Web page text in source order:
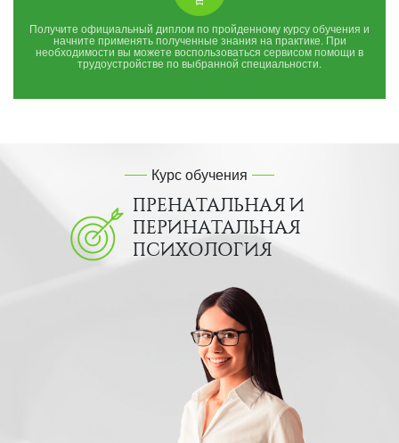
Получите официальный диплом по пройденному курсу обучения и
начните применять полученные знания на практике. При
необходимости вы можете воспользоваться сервисом помощи в
трудоустройстве по выбранной специальности.
Курс обучения
ПРЕНАТАЛЬНАЯ И
ПЕРИНАТАЛЬНАЯ
ПСИХОЛОГИЯ